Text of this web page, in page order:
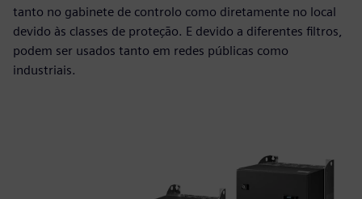
tanto no gabinete de controlo como diretamente no local
devido às classes de proteção. E devido a diferentes filtros,
podem ser usados tanto em redes públicas como
industriais.